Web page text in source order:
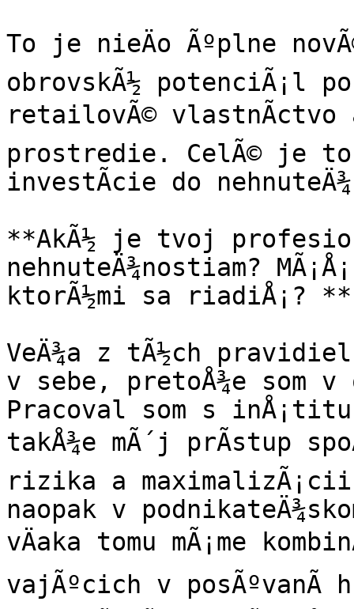
To je nieÄo Ãºplne
obrovskÃ½ potenciÃ¡l
retailovÃ© vlastnÃ­ctvo
prostredie. CelÃ© je to
investÃ­cie do
**AkÃ½ je tvoj
nehnuteÄ¾nostiam?
ktorÃ½mi sa riadiÅ¡? **
VeÄ¾a z tÃ½ch pravidiel
v sebe, pretoÅ¾e som v
Pracoval som s
takÅ¾e mÃ´j prÃ­stup
rizika a
naopak v
vÄaka tomu mÃ¡me
vajÃºcich v posÃºvanÃ­